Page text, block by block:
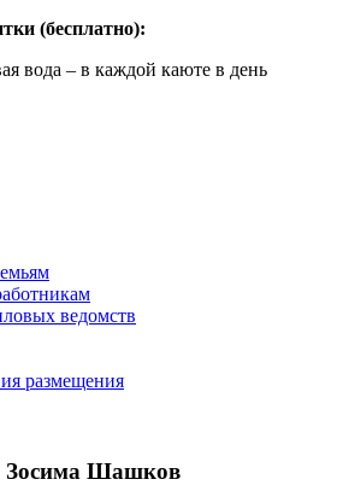
(бесплатно):
вода – в каждой каюте в день
ведомств
размещения
Зосима Шашков